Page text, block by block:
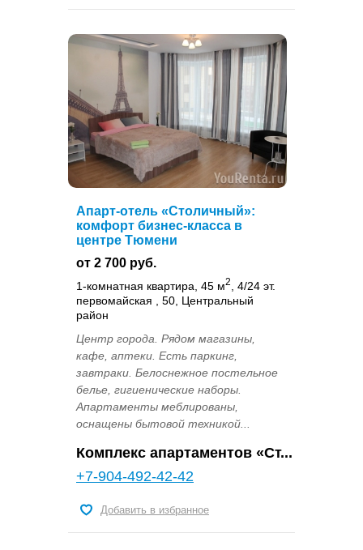
Апарт-отель «Столичный»:
комфорт бизнес-класса в
центре Тюмени
от 2 700 руб.
1-комнатная квартира, 45 м2
, 4/24 эт.
первомайская , 50, Центральный
район
Центр города. Рядом магазины,
кафе, аптеки. Есть паркинг,
завтраки. Белоснежное постельное
белье, гигиенические наборы.
Апартаменты меблированы,
оснащены бытовой техникой...
Комплекс апартаментов «Ст...
+7-904-492-42-42
Добавить в избранное